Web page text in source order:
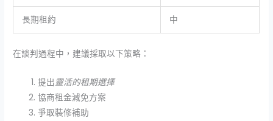
長期租約 中
在談判過程中，建議採取以下策略：
提出靈活的租期選擇
協商租金減免方案
爭取裝修補助